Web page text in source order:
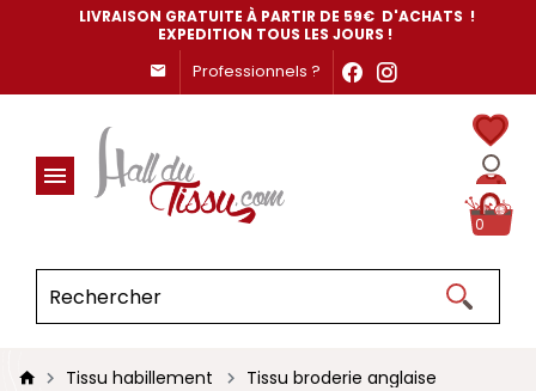
LIVRAISON GRATUITE À PARTIR DE 59€ D'ACHATS !
EXPEDITION TOUS LES JOURS !
Professionnels ?
0
Tissu habillement Tissu broderie anglaise